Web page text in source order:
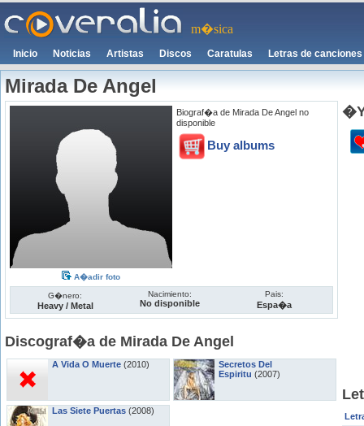
m�sica
Inicio Noticias Artistas Discos Caratulas Letras de canciones
Mirada De Angel
A�adir foto
Biograf�a de Mirada De Angel no
disponible
Buy albums
G�nero:
Heavy / Metal
Nacimiento:
No disponible
Pais:
Espa�a
Discograf�a de Mirada De Angel
A Vida O Muerte (2010)
Las Siete Puertas (2008)
Secretos Del
Espiritu (2007)